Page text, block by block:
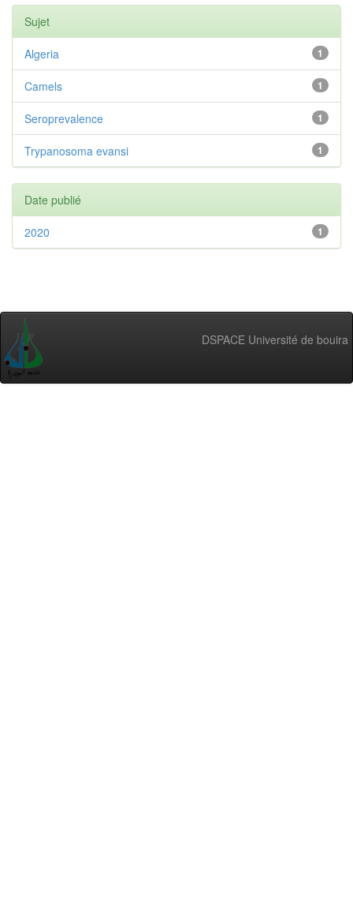
Sujet
1
Algeria
1
Camels
1
Seroprevalence
1
Trypanosoma evansi
Date publié
1
2020
DSPACE Université de bouira